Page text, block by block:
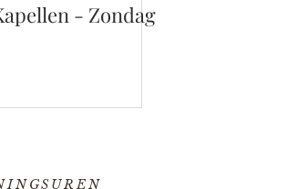
- Zondag